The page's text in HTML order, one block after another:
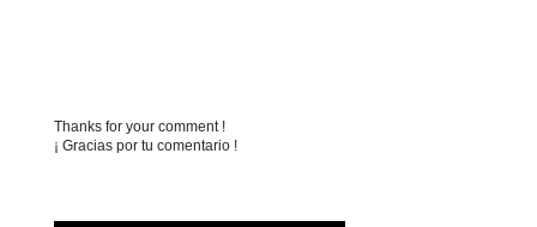
Thanks for your comment !
¡ Gracias por tu comentario !